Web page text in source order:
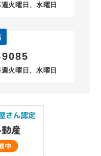
火曜日、水曜日
火曜日、水曜日